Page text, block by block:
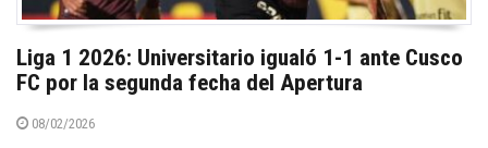
Liga 1 2026: Universitario igualó 1-1 ante Cusco
FC por la segunda fecha del Apertura
08/02/2026